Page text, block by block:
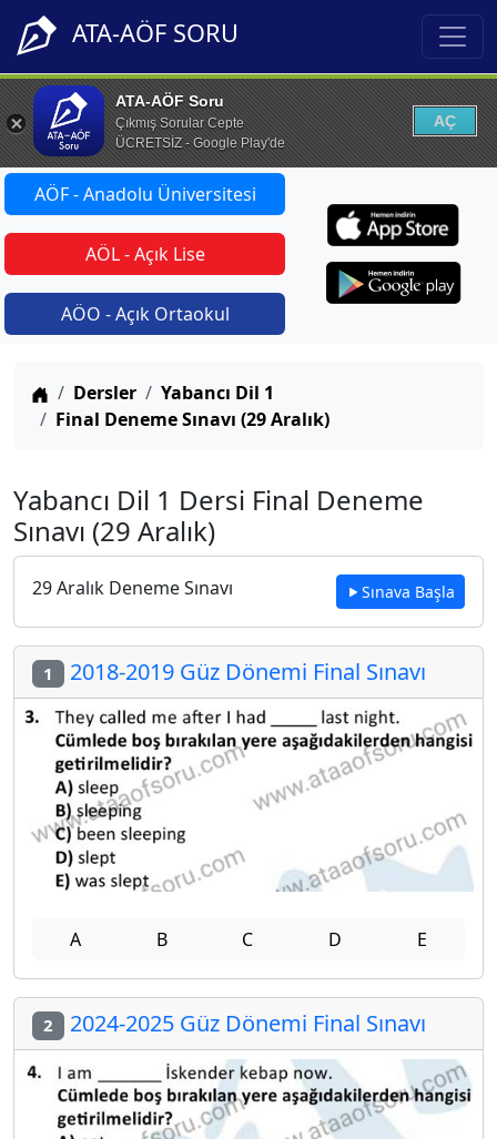
ATA-AÖF SORU
ATA-AÖF Soru
Çıkmış Sorular Cepte
ÜCRETSİZ - Google Play'de
AÇ
AÖF - Anadolu Üniversitesi
AÖL - Açık Lise
AÖO - Açık Ortaokul
Anasayfa
Dersler
Yabancı Dil 1
Final Deneme Sınavı (29 Aralık)
Yabancı Dil 1 Dersi Final Deneme
Sınavı (29 Aralık)
29 Aralık Deneme Sınavı Sınava Başla
1 2018-2019 Güz Dönemi Final Sınavı
A B C D E
2 2024-2025 Güz Dönemi Final Sınavı